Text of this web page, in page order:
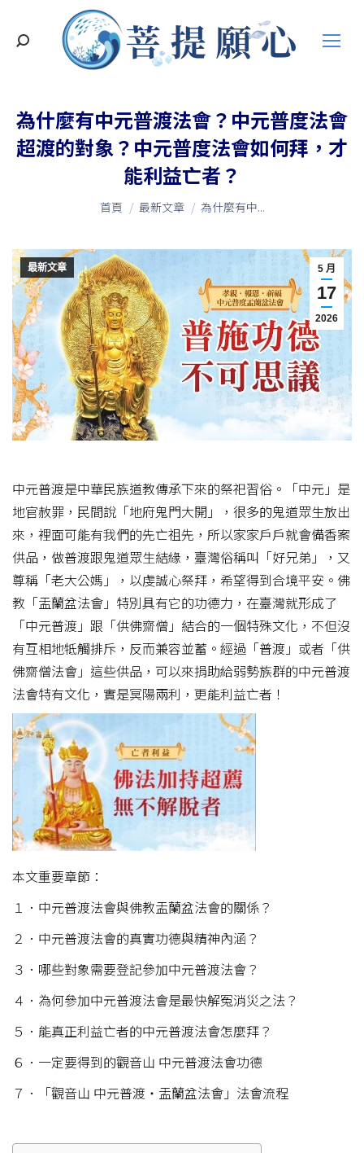
搜
為什麼有中元普渡法會？中元普度法會
超渡的對象？中元普度法會如何拜，才
能利益亡者？
您在這裡：
首頁 最新文章 為什麼有中...
5 月
17
2026
最新文章
中元普渡是中華民族道教傳承下來的祭祀習俗。「中元」是
地官赦罪，民間說「地府鬼門大開」，很多的鬼道眾生放出
來，裡面可能有我們的先亡祖先，所以家家戶戶就會備香案
供品，做普渡跟鬼道眾生結緣，臺灣俗稱叫「好兄弟」，又
尊稱「老大公媽」，以虔誠心祭拜，希望得到合境平安。佛
教「盂蘭盆法會」特別具有它的功德力，在臺灣就形成了
「中元普渡」跟「供佛齋僧」結合的一個特殊文化，不但沒
有互相地牴觸排斥，反而兼容並蓄。經過「普渡」或者「供
佛齋僧法會」這些供品，可以來捐助給弱勢族群的中元普渡
法會特有文化，實是冥陽兩利，更能利益亡者！
本文重要章節：
１．中元普渡法會與佛教盂蘭盆法會的關係？
２．中元普渡法會的真實功德與精神內涵？
３．哪些對象需要登記參加中元普渡法會？
４．為何參加中元普渡法會是最快解冤消災之法？
５．能真正利益亡者的中元普渡法會怎麼拜？
６．一定要得到的觀音山 中元普渡法會功德
７．「觀音山 中元普渡‧盂蘭盆法會」法會流程